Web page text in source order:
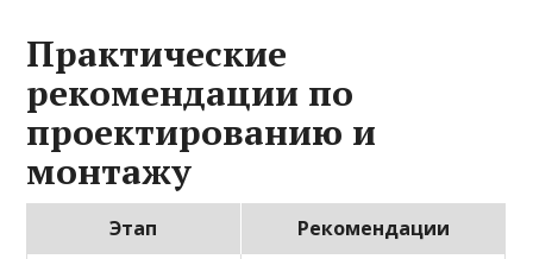
Практические
рекомендации по
проектированию и
монтажу
Этап
Рекомендации